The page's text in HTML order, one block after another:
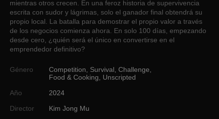
mientras otros crecen. En una feroz historia de supervivencia
escrita con sudor y lágrimas, solo el ganador final obtendrá su
propio local. La batalla para demostrar el propio valor a través
de los negocios comienza ahora. En solo 100 días, empezando
desde cero, ¿quién será el único en convertirse en el
emprendedor definitivo?
Género Competition Survival Challenge
Food & Cooking
Unscripted
Año
2024
Director
Kim Jong Mu